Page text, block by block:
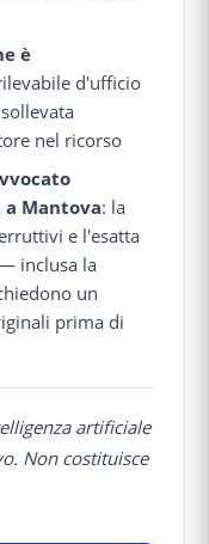
è
d'ufficio
nel ricorso
Mantova: la
e l'esatta
inclusa la
un
prima di
artificiale
Non costituisce